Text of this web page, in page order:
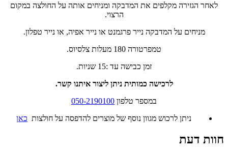
לאחר הגזירה מקלפים את המדבקה ומניחים אותה על החולצה במקום
הרצוי.
מניחים על המדבקה נייר פרגמנט או נייר אפיה, או נייר טפלון.
טמפרטורה 180 מעלות צלסיוס.
זמן כבישה עד :15 שניות.
לרכישה כמותית ניתן ליצור איתנו קשר.
במספר טלפון 050-2190100
ניתן לרכוש מגוון נוסף של מוצרים להדפסה על חולצות כאן
חוות דעת